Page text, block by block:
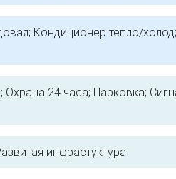
Кондиционер тепло/
Охрана 24 часа; Парковка;
инфрастуктура